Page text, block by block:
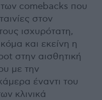
comebacks που
στον
ισχυρότατη,
και εκείνη η
στην αισθητική
με την
έναντι του
κλινικά